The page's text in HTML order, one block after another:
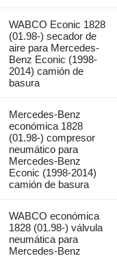
WABCO Econic 1828
(01.98-) secador de
aire para Mercedes-
Benz Econic (1998-
2014) camión de
basura
Mercedes-Benz
económica 1828
(01.98-) compresor
neumático para
Mercedes-Benz
Econic (1998-2014)
camión de basura
WABCO económica
1828 (01.98-) válvula
neumática para
Mercedes-Benz